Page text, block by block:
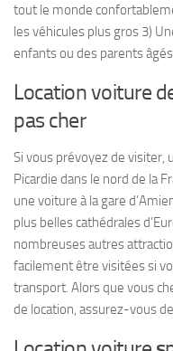
tout le monde
les véhicules plus gros 3)
enfants ou des parents
Location voiture
pas cher
Si vous prévoyez de visiter,
Picardie dans le nord de la
une voiture à la gare
plus belles cathédrales
nombreuses autres
facilement être visitées si
transport. Alors que vous
de location, assurez-vous